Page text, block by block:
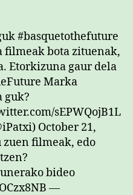
#basquetothefuture
filmeak bota zituenak,
Etorkizuna gaur dela
Marka
guk?
sEPWQojB1L
October 21,
zuen filmeak, edo
bideo
—